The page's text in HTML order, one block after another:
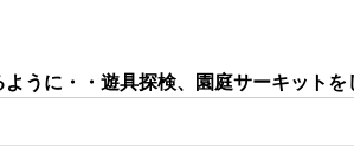
うに・・遊具探検、園庭サーキットを